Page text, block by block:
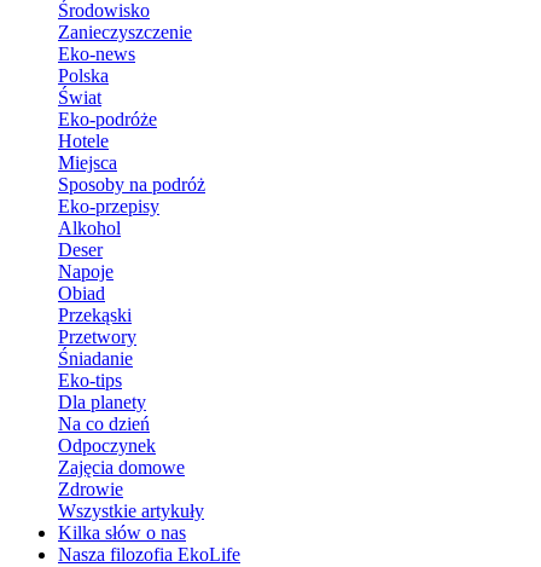
Środowisko
Zanieczyszczenie
Eko-news
Polska
Świat
Eko-podróże
Hotele
Miejsca
Sposoby na podróż
Eko-przepisy
Alkohol
Deser
Napoje
Obiad
Przekąski
Przetwory
Śniadanie
Eko-tips
Dla planety
Na co dzień
Odpoczynek
Zajęcia domowe
Zdrowie
Wszystkie artykuły
Kilka słów o nas
Nasza filozofia EkoLife